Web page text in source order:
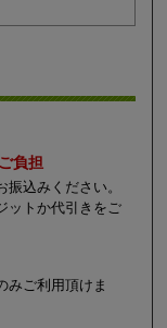
負担
込みください。
ットか代引きをご
みご利用頂けま